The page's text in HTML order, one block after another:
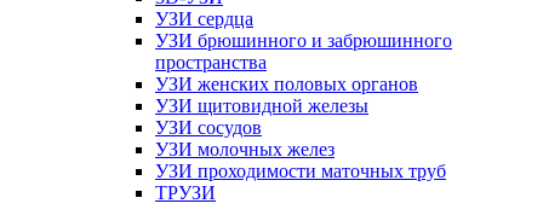
УЗИ сердца
УЗИ брюшинного и забрюшинного
пространства
УЗИ женских половых органов
УЗИ щитовидной железы
УЗИ сосудов
УЗИ молочных желез
УЗИ проходимости маточных труб
ТРУЗИ